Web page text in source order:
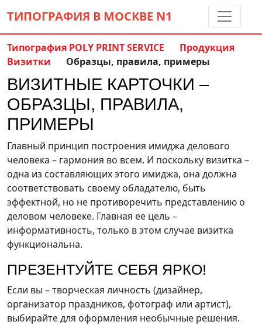
ТИПОГРАФИЯ В МОСКВЕ N1
Контакты: (5 метров от м. Дмитровская)
info@ppsprint.ru 8 495 797-35-59
звоните с 10 до 19 пн-сб
Типография POLY PRINT SERVICE
Продукция
Визитки
Образцы, правила, примеры
ВИЗИТНЫЕ КАРТОЧКИ –
ОБРАЗЦЫ, ПРАВИЛА,
ПРИМЕРЫ
Главный принцип построения имиджа делового
человека – гармония во всем. И поскольку визитка –
одна из составляющих этого имиджа, она должна
соответствовать своему обладателю, быть
эффектной, но не противоречить представлению о
деловом человеке. Главная ее цель –
информативность, только в этом случае визитка
функциональна.
ПРЕЗЕНТУЙТЕ СЕБЯ ЯРКО!
Если вы – творческая личность (дизайнер,
организатор праздников, фотограф или артист),
выбирайте для оформления необычные решения.